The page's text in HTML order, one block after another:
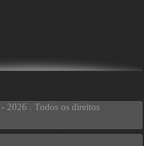
2026 . Todos os direitos